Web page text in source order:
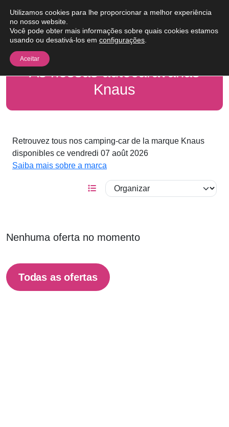
As nossas autocaravanas
Knaus
Retrouvez tous nos camping-car de la marque Knaus
disponibles ce vendredi 07 août 2026
Saiba mais sobre a marca
Nenhuma oferta no momento
Todas as ofertas
Utilizamos cookies para lhe proporcionar a melhor experiência
no nosso website.
Você pode obter mais informações sobre quais cookies estamos
usando ou desativá-los em configurações
Aceitar